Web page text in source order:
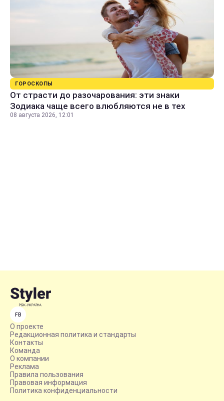
ГОРОСКОПЫ
От страсти до разочарования: эти знаки
Зодиака чаще всего влюбляются не в тех
08 августа 2026, 12:01
FB
О проекте
Редакционная политика и стандарты
Контакты
Команда
О компании
Реклама
Правила пользования
Правовая информация
Политика конфиденциальности